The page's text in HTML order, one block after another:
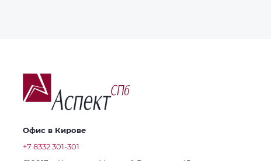
Офис в Кирове
+7 8332 301-301